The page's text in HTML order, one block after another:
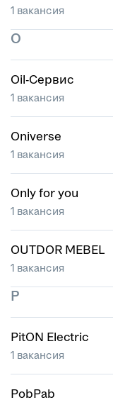
1 вакансия
O
Oil-Сервис
1 вакансия
Oniverse
1 вакансия
Only for you
1 вакансия
OUTDOR MEBEL
1 вакансия
P
PitON Electric
1 вакансия
PobPab